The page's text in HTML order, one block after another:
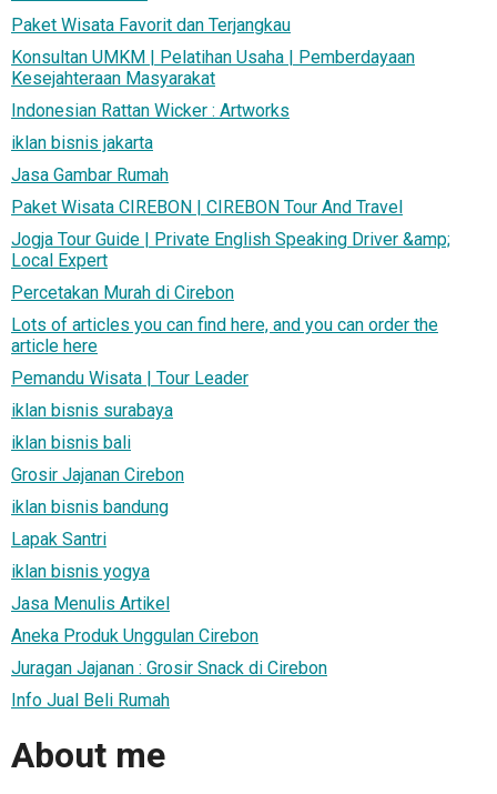
Paket Wisata Favorit dan Terjangkau
Konsultan UMKM | Pelatihan Usaha | Pemberdayaan
Kesejahteraan Masyarakat
Indonesian Rattan Wicker : Artworks
iklan bisnis jakarta
Jasa Gambar Rumah
Paket Wisata CIREBON | CIREBON Tour And Travel
Jogja Tour Guide | Private English Speaking Driver &amp;
Local Expert
Percetakan Murah di Cirebon
Lots of articles you can find here, and you can order the
article here
Pemandu Wisata | Tour Leader
iklan bisnis surabaya
iklan bisnis bali
Grosir Jajanan Cirebon
iklan bisnis bandung
Lapak Santri
iklan bisnis yogya
Jasa Menulis Artikel
Aneka Produk Unggulan Cirebon
Juragan Jajanan : Grosir Snack di Cirebon
Info Jual Beli Rumah
About me